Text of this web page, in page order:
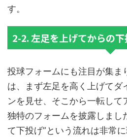
す。
2-2. 左足を上げてからの
投球フォームにも注目が集ま
は、まず左足を高く上げてダ
ンを見せ、そこから一転して
独特のフォームを披露しまし
て下投げ”という流れは非常